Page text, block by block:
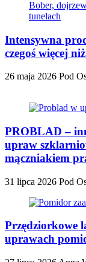
Intensywna
czegoś więcej
26 maja 2026 Pod
PROBLAD –
upraw
mączniakiem
31 lipca 2026 Pod
Przędziorkowe
uprawach